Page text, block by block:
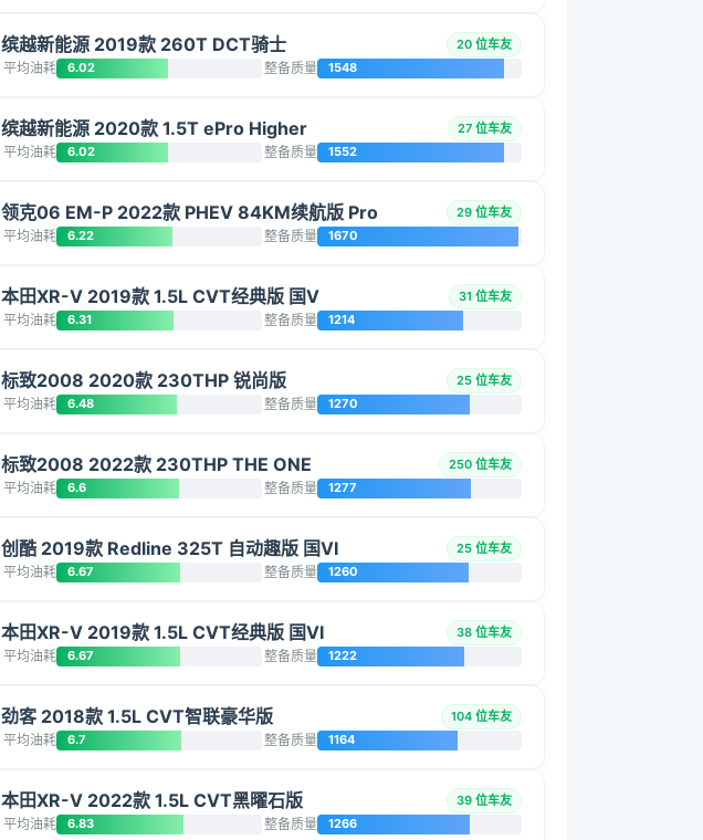
缤越新能源 2019款 260T DCT骑士 20 位车友
平均油耗 6.02 整备质量 1548
缤越新能源 2020款 1.5T ePro Higher 27 位车友
平均油耗 6.02 整备质量 1552
领克06 EM-P 2022款 PHEV 84KM续航版 Pro 29 位车友
平均油耗 6.22 整备质量 1670
本田XR-V 2019款 1.5L CVT经典版 国V 31 位车友
平均油耗 6.31 整备质量 1214
标致2008 2020款 230THP 锐尚版 25 位车友
平均油耗 6.48 整备质量 1270
标致2008 2022款 230THP THE ONE 250 位车友
平均油耗 6.6 整备质量 1277
创酷 2019款 Redline 325T 自动趣版 国VI 25 位车友
平均油耗 6.67 整备质量 1260
本田XR-V 2019款 1.5L CVT经典版 国VI 38 位车友
平均油耗 6.67 整备质量 1222
劲客 2018款 1.5L CVT智联豪华版 104 位车友
平均油耗 6.7 整备质量 1164
本田XR-V 2022款 1.5L CVT黑曜石版 39 位车友
平均油耗 6.83 整备质量 1266